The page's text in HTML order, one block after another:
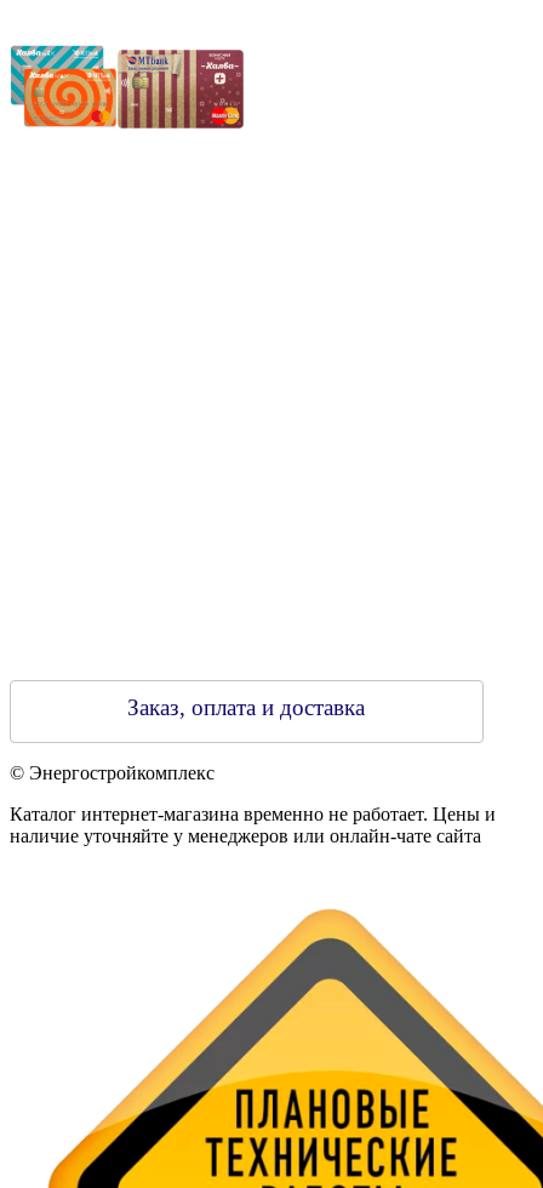
Заказ, оплата и доставка
© Энергостройкомплекс
Каталог интернет-магазина временно не работает. Цены и
наличие уточняйте у менеджеров или онлайн-чате сайта